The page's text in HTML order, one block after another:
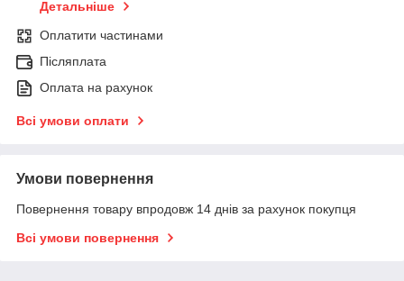
Детальніше
Оплатити частинами
Післяплата
Оплата на рахунок
Всі умови оплати
Умови повернення
Повернення товару впродовж 14 днів за рахунок покупця
Всі умови повернення